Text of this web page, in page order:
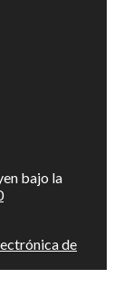
bajo la
de